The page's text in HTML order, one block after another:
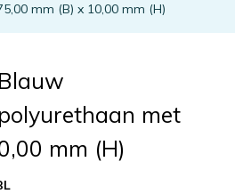
mm (B) x 10,00 mm (H)
met
mm (H)